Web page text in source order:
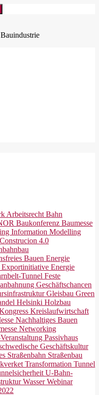
Arbeitsrecht Bahn
Baukonferenz Baumesse
Information Modelling
Construcion 4.0
Bauen Energie
Exportinitiative Energie
Tunnel Feste
Geschäftschancen
Gleisbau Green
Helsinki Holzbau
Kreislaufwirtschaft
Nachhaltiges Bauen
Networking
Passivhaus
Geschäftskultur
Straßenbahn Straßenbau
Transformation Tunnel
U-Bahn-
WasserWebinar